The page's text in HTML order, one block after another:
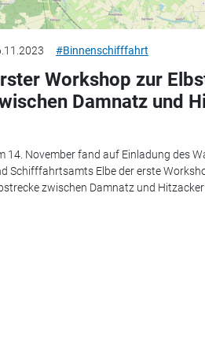
#Binnenschifffahrt
Workshop zur
Damnatz und
14. November fand auf Einladung des
Schifffahrtsamts Elbe der erste
zwischen Damnatz und